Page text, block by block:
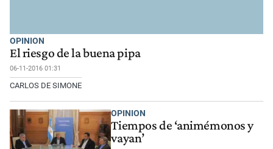
OPINION
El riesgo de la buena pipa
06-11-2016 01:31
CARLOS DE SIMONE
OPINION
Tiempos de ‘animémonos y
vayan’